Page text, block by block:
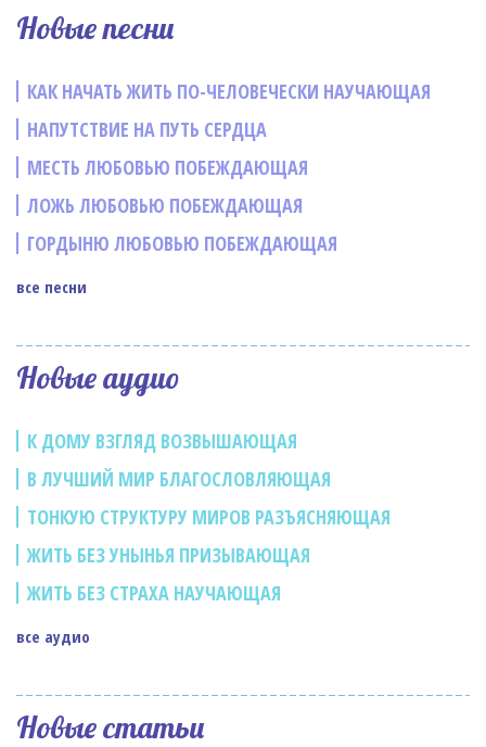
Новые песни
КАК НАЧАТЬ ЖИТЬ ПО-ЧЕЛОВЕЧЕСКИ НАУЧАЮЩАЯ
НАПУТСТВИЕ НА ПУТЬ СЕРДЦА
МЕСТЬ ЛЮБОВЬЮ ПОБЕЖДАЮЩАЯ
ЛОЖЬ ЛЮБОВЬЮ ПОБЕЖДАЮЩАЯ
ГОРДЫНЮ ЛЮБОВЬЮ ПОБЕЖДАЮЩАЯ
все песни
Новые аудио
К ДОМУ ВЗГЛЯД ВОЗВЫШАЮЩАЯ
В ЛУЧШИЙ МИР БЛАГОСЛОВЛЯЮЩАЯ
ТОНКУЮ СТРУКТУРУ МИРОВ РАЗЪЯСНЯЮЩАЯ
ЖИТЬ БЕЗ УНЫНЬЯ ПРИЗЫВАЮЩАЯ
ЖИТЬ БЕЗ СТРАХА НАУЧАЮЩАЯ
все аудио
Новые статьи